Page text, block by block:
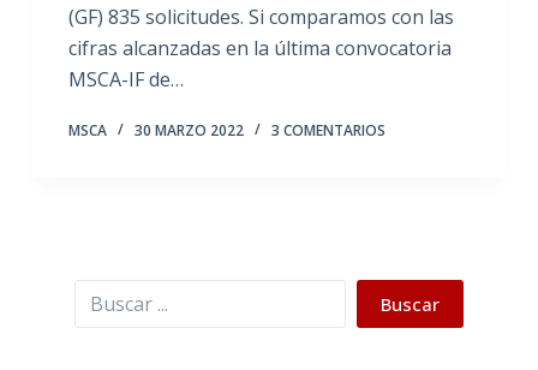
(GF) 835 solicitudes. Si comparamos con las
cifras alcanzadas en la última convocatoria
MSCA-IF de…
MSCA 30 MARZO 2022 3 COMENTARIOS
Buscar Buscar